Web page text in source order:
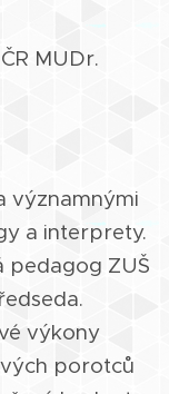
MUDr.
významnými
a interprety.
pedagog ZUŠ
výkony
porotců